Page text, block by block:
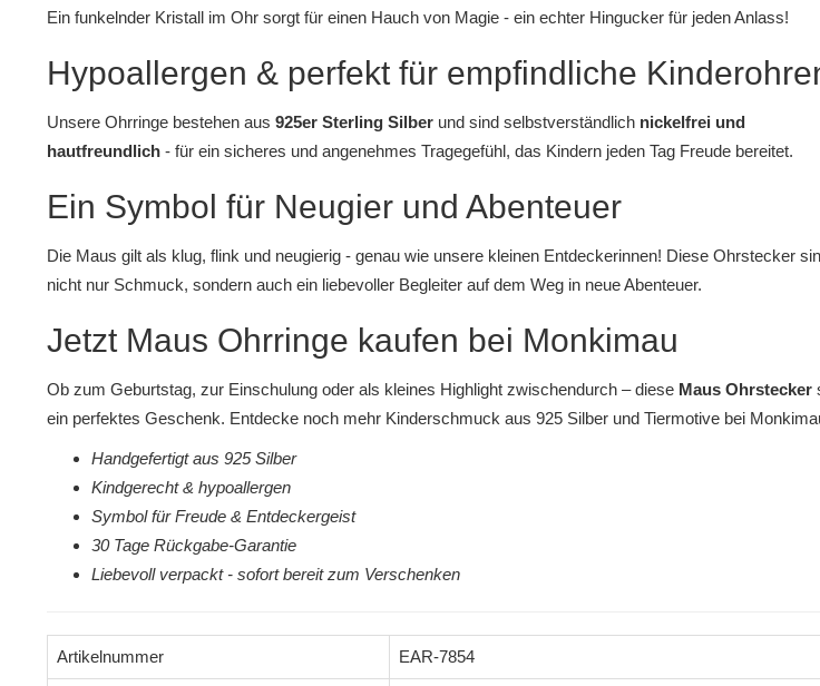
Ein funkelnder Kristall im Ohr sorgt für einen Hauch von Magie - ein echter Hingucker für jeden Anlass!
Hypoallergen & perfekt für empfindliche
Unsere Ohrringe bestehen aus 925er Sterling Silber und sind selbstverständlich nickelfrei und
hautfreundlich - für ein sicheres und angenehmes Tragegefühl, das Kindern jeden Tag Freude bereitet.
Ein Symbol für Neugier und Abenteuer
Die Maus gilt als klug, flink und neugierig - genau wie unsere kleinen Entdeckerinnen! Diese Ohrstecker
nicht nur Schmuck, sondern auch ein liebevoller Begleiter auf dem Weg in neue Abenteuer.
Jetzt Maus Ohrringe kaufen bei Monkimau
Ob zum Geburtstag, zur Einschulung oder als kleines Highlight zwischendurch – diese Maus Ohrstecker
ein perfektes Geschenk. Entdecke noch mehr Kinderschmuck aus 925 Silber und Tiermotive bei
Handgefertigt aus 925 Silber
Kindgerecht & hypoallergen
Symbol für Freude & Entdeckergeist
30 Tage Rückgabe-Garantie
Liebevoll verpackt - sofort bereit zum Verschenken
Artikelnummer EAR-7854